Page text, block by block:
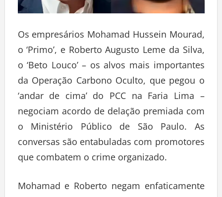
Os empresários Mohamad Hussein Mourad,
o ‘Primo’, e Roberto Augusto Leme da Silva,
o ‘Beto Louco’ – os alvos mais importantes
da Operação Carbono Oculto, que pegou o
‘andar de cima’ do PCC na Faria Lima –
negociam acordo de delação premiada com
o Ministério Público de São Paulo. As
conversas são entabuladas com promotores
que combatem o crime organizado.
Mohamad e Roberto negam enfaticamente